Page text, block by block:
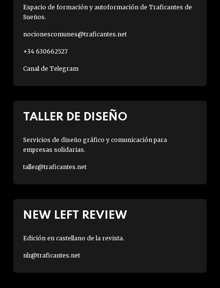
Espacio de formación y autoformación de Traficantes de
Sueños.
nocionescomunes@traficantes.net
+34 630662527
Canal de Telegram
TALLER DE DISEÑO
Servicios de diseño gráfico y comunicación para
empresas solidarias.
taller@traficantes.net
NEW LEFT REVIEW
Edición en castellano de la revista.
nlr@traficantes.net